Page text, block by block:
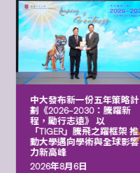
中大發布新一份五年策略計
劃《2026‒2030：騰躍新
程，勵行志遠》 以
「TIGER」騰飛之躍框架 推
動大學邁向學術與全球影響
力新高峰
2026年8月6日